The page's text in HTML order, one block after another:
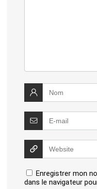
Enregistrer mon
dans le navigateur